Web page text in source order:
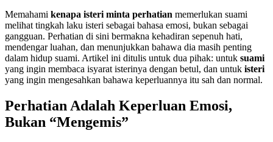
Memahami kenapa isteri minta perhatian memerlukan suami
melihat tingkah laku isteri sebagai bahasa emosi, bukan sebagai
gangguan. Perhatian di sini bermakna kehadiran sepenuh hati,
mendengar luahan, dan menunjukkan bahawa dia masih penting
dalam hidup suami. Artikel ini ditulis untuk dua pihak: untuk suami
yang ingin membaca isyarat isterinya dengan betul, dan untuk isteri
yang ingin mengesahkan bahawa keperluannya itu sah dan normal.
Perhatian Adalah Keperluan Emosi,
Bukan “Mengemis”